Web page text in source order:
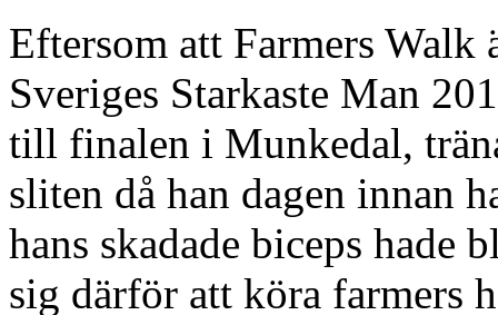
Eftersom att Farmers Walk
Sveriges Starkaste Man
till finalen i Munkedal,
sliten då han dagen innan
hans skadade biceps hade
sig därför att köra farmers